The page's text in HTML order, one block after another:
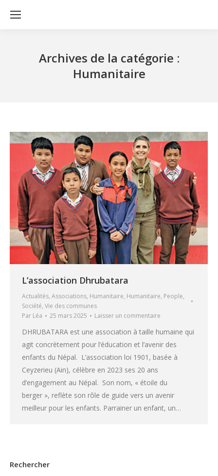
Archives de la catégorie :
Humanitaire
L’association Dhrubatara
Actualités, Associations, Humanitaire, Humanitaire, People,
Société, Vie des communes
Par Léa 25 mars 2025 Laisser un commentaire
DHRUBATARA est une association à taille humaine qui
agit concrètement pour l’éducation et l’avenir des
enfants du Népal. L’association loi 1901, basée à
Ceyzerieu (Ain), célèbre en 2023 ses 20 ans
d’engagement au Népal. Son nom, « étoile du
berger », reflète son rôle de guide vers un avenir
meilleur pour les enfants. Parrainer un enfant, un…
Rechercher